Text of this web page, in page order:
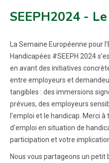
SEEPH2024 -
La Semaine Européenne pour
Handicapées #SEEPH 2024
en avant des initiatives
entre employeurs et
tangibles : des immersions
prévues, des employeurs
l'emploi et le handicap. Merci
d'emploi en situation de
participation et votre
Nous vous partageons un petit